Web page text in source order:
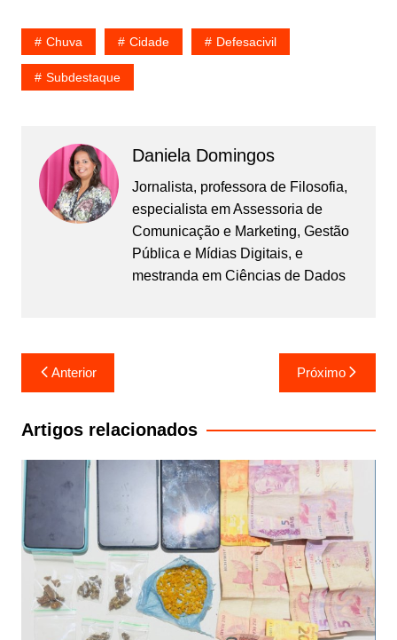
Chuva Cidade Defesacivil
Subdestaque
Daniela Domingos
Jornalista, professora de Filosofia,
especialista em Assessoria de
Comunicação e Marketing, Gestão
Pública e Mídias Digitais, e
mestranda em Ciências de Dados
Navegação
de
Post
Anterior Próximo
Artigos relacionados